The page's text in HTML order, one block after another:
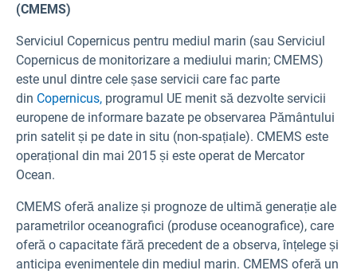
(CMEMS)
Serviciul Copernicus pentru mediul marin (sau Serviciul
Copernicus de monitorizare a mediului marin; CMEMS)
este unul dintre cele șase servicii care fac parte
din Copernicus, programul UE menit să dezvolte servicii
europene de informare bazate pe observarea Pământului
prin satelit și pe date in situ (non-spațiale). CMEMS este
operațional din mai 2015 și este operat de Mercator
Ocean.
CMEMS oferă analize și prognoze de ultimă generație ale
parametrilor oceanografici (produse oceanografice), care
oferă o capacitate fără precedent de a observa, înțelege și
anticipa evenimentele din mediul marin. CMEMS oferă un